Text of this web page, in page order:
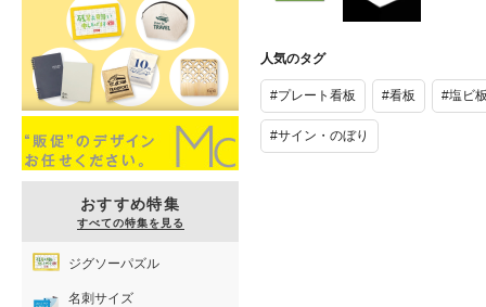
【塩ビ板】S
人気のタグ
#プレート看板 #看板 #塩ビ
#サイン・のぼり
おすすめ特集
すべての特集を見る
ジグソーパズル
名刺サイズ